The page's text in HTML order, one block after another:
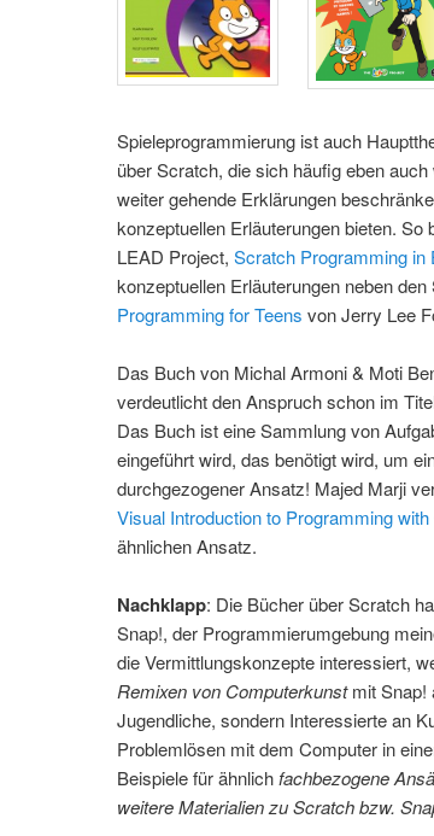
Spieleprogrammierung ist auch
über Scratch, die sich häufig eben
weiter gehende Erklärungen
konzeptuellen Erläuterungen bieten. So
LEAD Project, Scratch Programming in
konzeptuellen Erläuterungen neben
Programming for Teens von Jerry Lee
Das Buch von Michal Armoni & Moti
verdeutlicht den Anspruch schon im
Das Buch ist eine Sammlung von
eingeführt wird, das benötigt wird, um
durchgezogener Ansatz! Majed Marji
Visual Introduction to Programming
ähnlichen Ansatz.
Nachklapp: Die Bücher über Scratch
Snap!, der Programmierumgebung
die Vermittlungskonzepte interessiert,
Remixen von Computerkunstmit Snap!
Jugendliche, sondern Interessierte an
Problemlösen mit dem Computer in
Beispiele für ähnlichfachbezogene
weitere Materialien zu Scratch bzw.